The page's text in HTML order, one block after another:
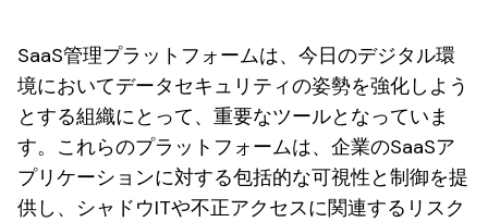
SaaS管理プラットフォームは、今日のデジタル環
境においてデータセキュリティの姿勢を強化しよう
とする組織にとって、重要なツールとなっていま
す。これらのプラットフォームは、企業のSaaSア
プリケーションに対する包括的な可視性と制御を提
供し、シャドウITや不正アクセスに関連するリスク